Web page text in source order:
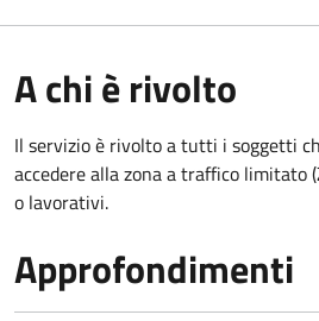
A chi è rivolto
Il servizio è rivolto a tutti i soggetti
accedere alla zona a traffico limitato
o lavorativi.
Approfondimenti